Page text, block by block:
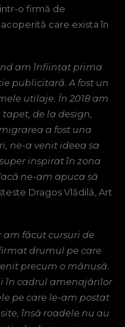
o firmă de
care exista în
am înființat prima
publicitară. A fost un
utilaje. În 2018 am
de la design,
a fost una
ne-a venit ideea sa
inspirat în zona
ne-am apuca să
Dragos Vlădilă, Art
făcut cursuri de
drumul pe care
precum o mănusă.
în cadrul amenajărilor
pe care le-am postat
însă roadele nu au